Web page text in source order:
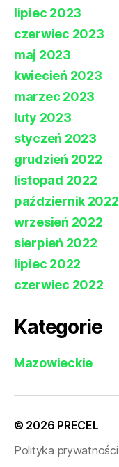
lipiec 2023
czerwiec 2023
maj 2023
kwiecień 2023
marzec 2023
luty 2023
styczeń 2023
grudzień 2022
listopad 2022
październik 2022
wrzesień 2022
sierpień 2022
lipiec 2022
czerwiec 2022
Kategorie
Mazowieckie
© 2026 PRECEL
Polityka prywatności